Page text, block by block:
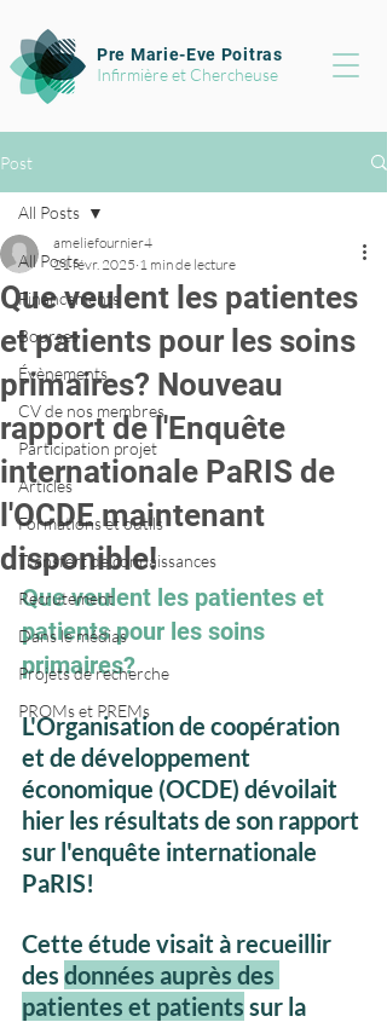
Pre Marie-Eve Poitras
Infirmière et Chercheuse
Post
All Posts
Financements
Bourses
Évènements
CV de nos membres
Participation projet
Articles
Formations et outils
Transfert de connaissances
Recrutement
Dans le médias
Projets de recherche
PROMs et PREMs
All Posts
Que veulent les patientes
et patients pour les soins
primaires? Nouveau
rapport de l'Enquête
internationale PaRIS de
l'OCDE maintenant
disponible!
ameliefournier4
21 févr. 2025 1 min de lecture
Que veulent les patientes et
patients pour les soins
primaires?
L'Organisation de coopération
et de développement
économique (OCDE) dévoilait
hier les résultats de son rapport
sur l'enquête internationale
PaRIS!
Cette étude visait à recueillir
des données auprès des
patientes et patients sur la